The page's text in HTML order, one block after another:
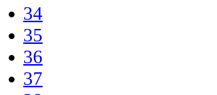
34
35
36
37